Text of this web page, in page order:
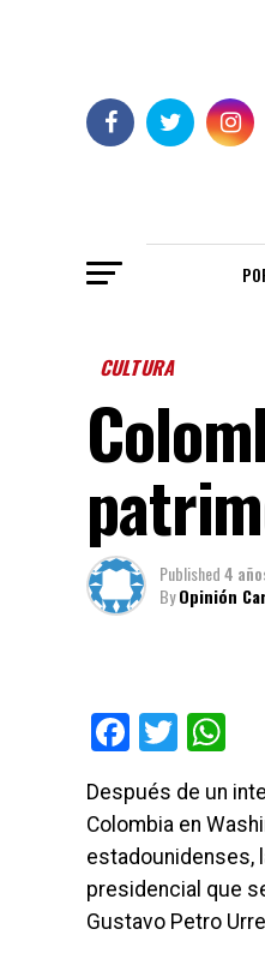
CULTURA
Published4
ByOpinión
Facebook
Después de un
Colombia en
estadounidenses,
presidencial que
Gustavo Petro